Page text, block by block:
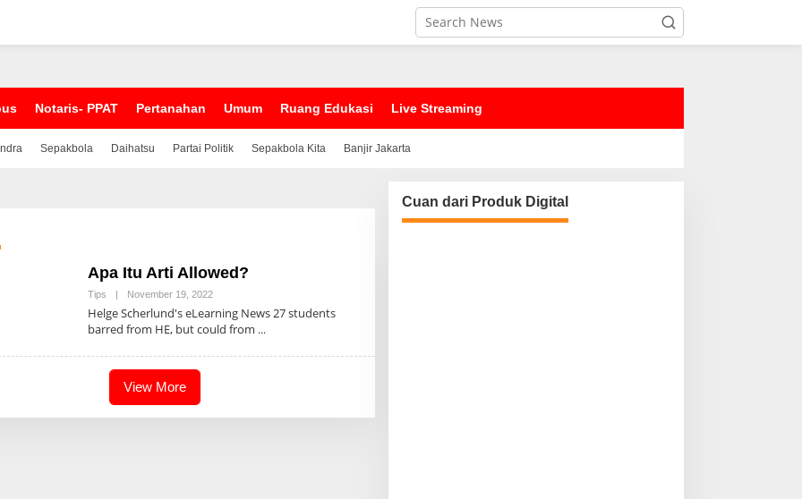
Notaris- PPAT Pertanahan Umum Ruang Edukasi Live Streaming
Sepakbola Daihatsu Partai Politik Sepakbola Kita Banjir Jakarta
Apa Itu Arti Allowed?
Tips | November 19, 2022B
A
D
I
Helge Scherlund's eLearning News 27 students
barred from HE, but could from
View More
Cuan dari Produk Digital